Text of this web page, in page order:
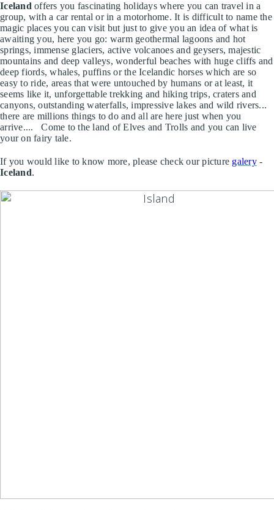
Iceland offers you fascinating holidays where you can travel in a
group, with a car rental or in a motorhome. It is difficult to name the
magic places you can visit but just to give you an idea of what is
awaiting you, here you go: warm geothermal lagoons and hot
springs, immense glaciers, active volcanoes and geysers, majestic
mountains and deep valleys, wonderful beaches with huge cliffs and
deep fiords, whales, puffins or the Icelandic horses which are so
easy to ride, areas that were untouched by humans or at least, it
seems like it, unforgettable trekking and hiking trips, craters and
canyons, outstanding waterfalls, impressive lakes and wild rivers...
there are millions things to do and all are here just when you
arrive.... Come to the land of Elves and Trolls and you can live
your on fairy tale.
If you would like to know more, please check our picture galery-
Iceland.